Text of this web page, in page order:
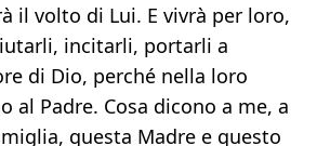
il volto di Lui. E vivrà per loro,
incitarli, portarli a
di Dio, perché nella loro
al Padre. Cosa dicono a me, a
questa Madre e questo